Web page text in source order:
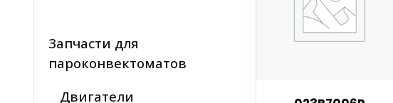
Запчасти для
пароконвектоматов
Двигатели